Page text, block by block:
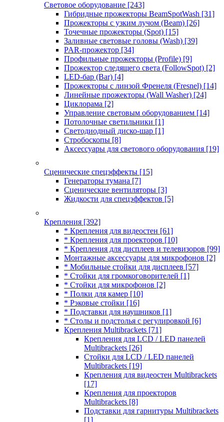
Световое оборудование [243]
Гибридные прожекторы BeamSpotWash [31]
Прожекторы с узким лучом (Beam) [26]
Точечные прожекторы (Spot) [15]
Заливные световые головы (Wash) [39]
PAR-прожектор [34]
Профильные прожекторы (Profile) [9]
Прожектор следящего света (FollowSpot) [2]
LED-бар (Bar) [4]
Прожекторы с линзой Френеля (Fresnel) [14]
Линейные прожекторы (Wall Washer) [24]
Циклорама [2]
Управление световым оборудованием [14]
Потолочные светильники [1]
Светодиодный диско-шар [1]
Стробоскопы [8]
Аксессуары для светового оборудования [19]
Сценические спецэффекты [15]
Генераторы тумана [7]
Сценические вентиляторы [3]
Жидкости для спецэффектов [5]
Крепления [392]
* Крепления для видеостен [61]
* Крепления для проекторов [10]
* Крепления для дисплеев и телевизоров [99]
Монтажные аксессуары для микрофонов [2]
* Мобильные стойки для дисплеев [57]
* Стойки для громкоговорителей [1]
* Стойки для микрофонов [2]
* Полки для камер [10]
* Рэковые стойки [16]
* Подставки для наушников [1]
* Столы и подстолья с регулировкой [6]
Крепления Multibrackets [71]
Крепления для LCD / LED панелей
Multibrackets [26]
Стойки для LCD / LED панелей
Multibrackets [19]
Крепления для видеостен Multibrackets
[17]
Крепления для проекторов
Multibrackets [8]
Подставки для гарнитуры Multibrackets
[1]